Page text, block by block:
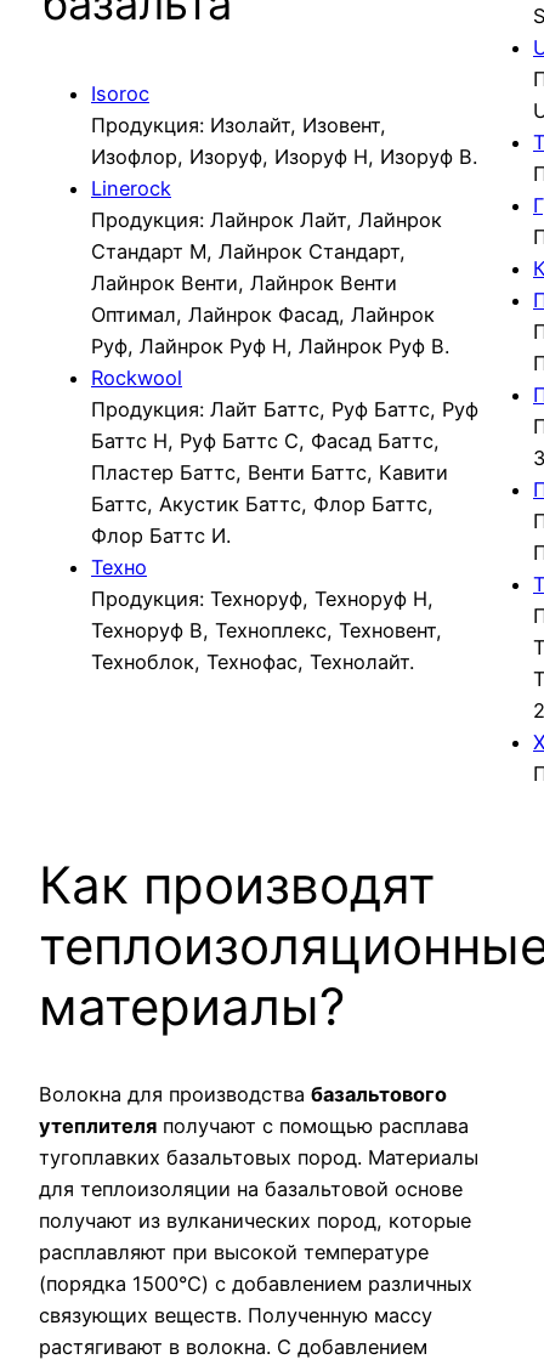
Isoroc
Продукция: Изолайт, Изовент,
Изофлор, Изоруф, Изоруф Н, Изоруф В.
Linerock
Продукция: Лайнрок Лайт, Лайнрок
Стандарт М, Лайнрок Стандарт,
Лайнрок Венти, Лайнрок Венти
Оптимал, Лайнрок Фасад, Лайнрок
Руф, Лайнрок Руф Н, Лайнрок Руф В.
Rockwool
Продукция: Лайт Баттс, Руф Баттс, Руф
Баттс Н, Руф Баттс С, Фасад Баттс,
Пластер Баттс, Венти Баттс, Кавити
Баттс, Акустик Баттс, Флор Баттс,
Флор Баттс И.
Техно
Продукция: Техноруф, Техноруф Н,
Техноруф В, Техноплекс, Техновент,
Техноблок, Технофас, Технолайт.
Как производят
материалы?
Волокна для производства базальтового
утеплителя получают с помощью расплава
тугоплавких базальтовых пород. Материалы
для теплоизоляции на базальтовой основе
получают из вулканических пород, которые
расплавляют при высокой температуре
(порядка 1500°C) с добавлением различных
связующих веществ. Полученную массу
растягивают в волокна. С добавлением